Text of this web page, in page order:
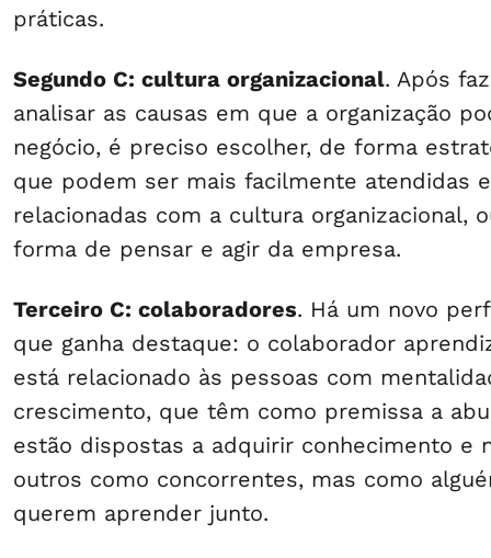
práticas.
Segundo C: cultura organizacional. Após
analisar as causas em que a organização
negócio, é preciso escolher, de forma
que podem ser mais facilmente atendidas
relacionadas com a cultura organizacional,
forma de pensar e agir da empresa.
Terceiro C: colaboradores. Há um novo
que ganha destaque: o colaborador
está relacionado às pessoas com
crescimento, que têm como premissa a
estão dispostas a adquirir conhecimento e
outros como concorrentes, mas como
querem aprender junto.